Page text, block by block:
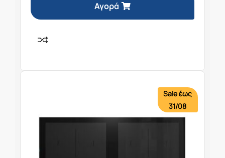
Αγορά
Sale έως
31/08